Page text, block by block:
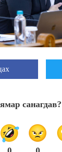
санагдав?